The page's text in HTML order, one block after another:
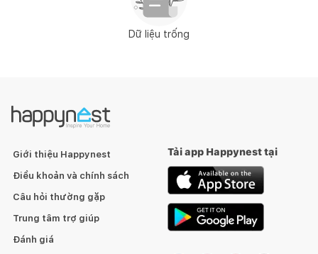
Dữ liệu trống
Giới thiệu Happynest
Điều khoản và chính sách
Câu hỏi thường gặp
Trung tâm trợ giúp
Đánh giá
Tải app Happynest tại